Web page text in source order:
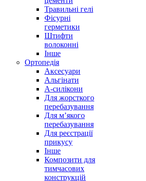
Травильні гелі
Фісурні
герметики
Штифти
волоконні
Інше
Ортопедія
Аксесуари
Альгінати
А-силікони
Для жорсткого
перебазування
Для м’якого
перебазування
Для реєстрації
прикусу
Інше
Композити для
тимчасових
конструкцій